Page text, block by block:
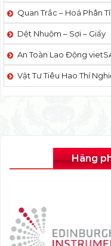
Quan Trắc – Hoá Phân
Dệt Nhuộm – Sợi – Giấy
An Toàn Lao Động
Vật Tư Tiêu Hao Thí
Hãng